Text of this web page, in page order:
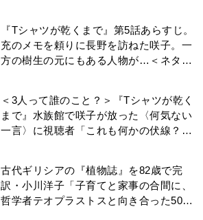
『Tシャツが乾くまで』第5話あらすじ。
充のメモを頼りに長野を訪ねた咲子。一
方の樹生の元にもある人物が…＜ネタバ
＜3人って誰のこと？＞『Tシャツが乾く
まで』水族館で咲子が放った〈何気ない
一言〉に視聴者「これも何かの伏線？」
古代ギリシアの『植物誌』を82歳で完
訳・小川洋子「子育てと家事の合間に、
哲学者テオプラストスと向き合った50